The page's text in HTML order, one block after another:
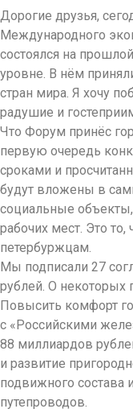
Дорогие друзья,
Международного
состоялся на
уровне. В нём
стран мира. Я хочу
радушие и
Что Форум принёс
первую очередь
сроками и
будут вложены в
социальные
рабочих мест. Это то,
петербуржцам.
Мы подписали 27
рублей. О некоторых
Повысить комфорт
с «Российс­кими
88 миллиардов
и развитие
подвижного состава
путепроводов.